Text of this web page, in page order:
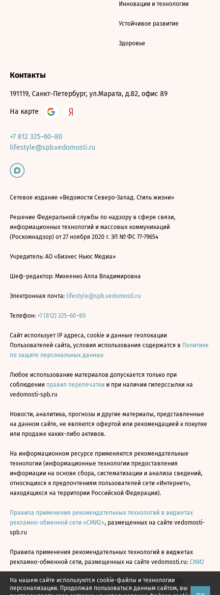
На нашем сайте используются cookie-файлы и технологии
персонализации. Продолжая пользоваться данным сайтом, вы
Инновации и технологии
Устойчивое развитие
Здоровье
Контакты
191119, Санкт-Петербург, ул.Марата, д.82, офис 89
На карте
+7 812 325–60–80
lifestyle@spb.vedomosti.ru
Сетевое издание «Ведомости Северо-Запад. Стиль жизни»
Решение Федеральной службы по надзору в сфере связи,
информационных технологий и массовых коммуникаций
(Роскомнадзор) от 27 ноября 2020 г. ЭЛ № ФС 77-79654
Учредитель: АО «Бизнес Ньюс Медиа»
Шеф-редактор: Михеенко Алла Владимировна
Электронная почта: lifestyle@spb.vedomosti.ru
Телефон: +7 (812) 325–60–80
Сайт использует IP адреса, cookie и данные геолокации
Пользователей сайта, условия использования содержатся в Политике
по защите персональных данных
Любое использование материалов допускается только при
соблюдении правил перепечатки и при наличии гиперссылки на
vedomosti-spb.ru
Новости, аналитика, прогнозы и другие материалы, представленные
на данном сайте, не являются офертой или рекомендацией к покупке
или продаже каких-либо активов.
На информационном ресурсе применяются рекомендательные
технологии (информационные технологии предоставления
информации на основе сбора, систематизации и анализа сведений,
относящихся к предпочтениям пользователей сети «Интернет»,
находящихся на территории Российской Федерации).
Правила применения рекомендательных технологий в виджетах
рекламно-обменной сети «СМИ2», размещенных на сайте vedomosti-
spb.ru
Правила применения рекомендательных технологий в виджетах
рекламно-обменной сети, размещенных на сайте vedomosti.ru: СМИ2
Все права защищены © АО «Бизнес Ньюс Медиа», 2024 - 2026